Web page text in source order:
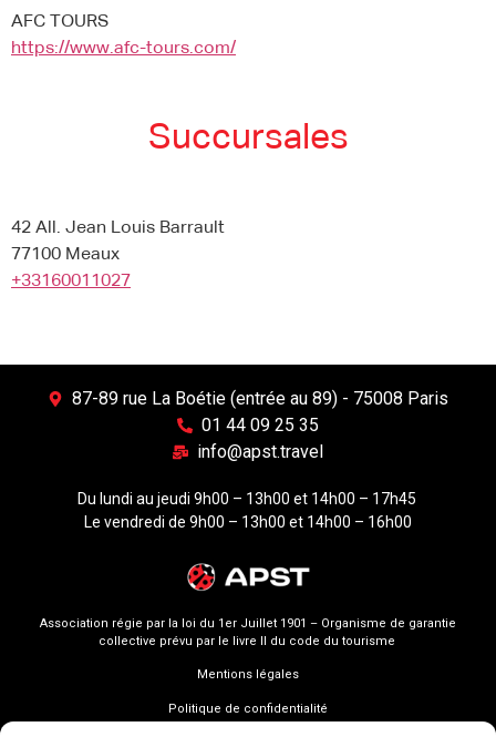
AFC TOURS
https://www.afc-tours.com/
Succursales
42 All. Jean Louis Barrault
77100 Meaux
+33160011027
87-89 rue La Boétie (entrée au 89) - 75008 Paris
01 44 09 25 35
info@apst.travel
Du lundi au jeudi 9h00 – 13h00 et 14h00 – 17h45
Le vendredi de 9h00 – 13h00 et 14h00 – 16h00
Association régie par la loi du 1er Juillet 1901 – Organisme de garantie
collective prévu par le livre II du code du tourisme
Mentions légales
Politique de confidentialité